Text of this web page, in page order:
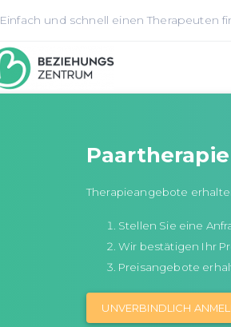
Einfach und schnell einen Therapeuten
Therapieangebote
Stellen Sie eine
Wir bestätigen Ihr
Preisangebote
UNVERBINDLICH